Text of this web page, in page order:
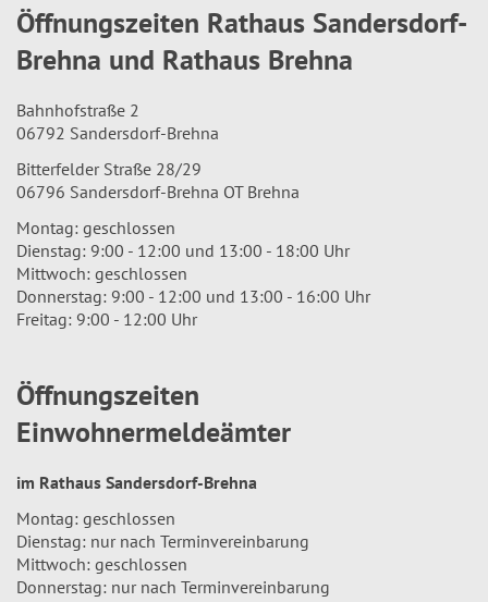
Öffnungszeiten Rathaus Sandersdorf-
Brehna und Rathaus Brehna
Bahnhofstraße 2
06792 Sandersdorf-Brehna
Bitterfelder Straße 28/29
06796 Sandersdorf-Brehna OT Brehna
Montag: geschlossen
Dienstag: 9:00 - 12:00 und 13:00 - 18:00 Uhr
Mittwoch: geschlossen
Donnerstag: 9:00 - 12:00 und 13:00 - 16:00 Uhr
Freitag: 9:00 - 12:00 Uhr
Öffnungszeiten
Einwohnermeldeämter
im Rathaus Sandersdorf-Brehna
Montag: geschlossen
Dienstag: nur nach Terminvereinbarung
Mittwoch: geschlossen
Donnerstag: nur nach Terminvereinbarung